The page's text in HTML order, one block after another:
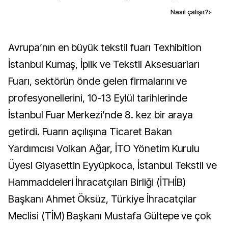
Nasıl çalışır?›
Avrupa’nın en büyük tekstil fuarı Texhibition
İstanbul Kumaş, İplik ve Tekstil Aksesuarları
Fuarı, sektörün önde gelen firmalarını ve
profesyonellerini, 10-13 Eylül tarihlerinde
İstanbul Fuar Merkezi’nde 8. kez bir araya
getirdi. Fuarın açılışına Ticaret Bakan
Yardımcısı Volkan Ağar, İTO Yönetim Kurulu
Üyesi Giyasettin Eyyüpkoca, İstanbul Tekstil ve
Hammaddeleri İhracatçıları Birliği (İTHİB)
Başkanı Ahmet Öksüz, Türkiye İhracatçılar
Meclisi (TİM) Başkanı Mustafa Gültepe ve çok